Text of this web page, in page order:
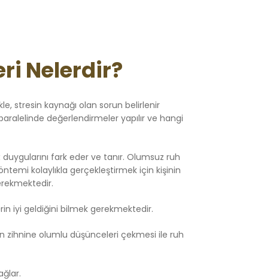
Nelerdir?
stresin kaynağı olan sorun belirlenir
değerlendirmeler yapılır ve hangi
fark eder ve tanır. Olumsuz ruh
kolaylıkla gerçekleştirmek için kişinin
iyi geldiğini bilmek gerekmektedir.
zihnine olumlu düşünceleri çekmesi ile ruh